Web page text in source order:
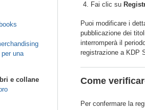
una
e collane
Fai clic su
Puoi modificare i
pubblicazione dei
interromperà il
registrazione a KDP
Come
Per confermare la